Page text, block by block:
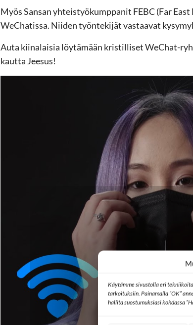
Käytämme sivustolla eri
tarkoituksiin. Painamalla ”OK”
hallita suostumuksiasi kohdassa
Myös Sansan yhteistyökumppanit FEBC (Far
WeChatissa. Niiden työntekijät vastaavat
Auta kiinalaisia löytämään kristilliset WeChat-
kautta Jeesus!